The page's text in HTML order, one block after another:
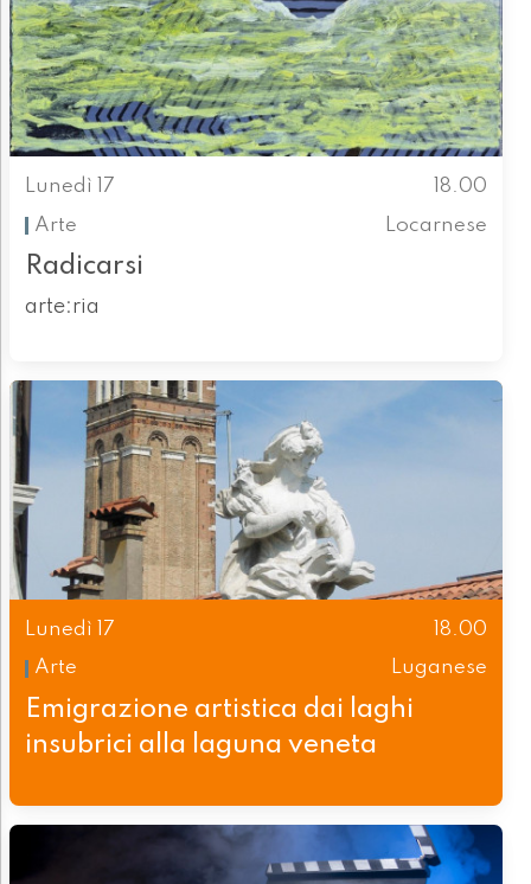
Lunedì 17
18.00
Arte
Locarnese
Radicarsi
arte:ria
Lunedì 17
18.00
Arte
Luganese
Emigrazione artistica dai laghi
insubrici alla laguna veneta